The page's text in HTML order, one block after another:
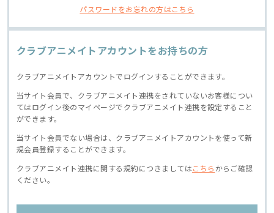
パスワードをお忘れの方はこちら
クラブアニメイトアカウントをお持ちの方
クラブアニメイトアカウントでログインすることができます。
当サイト会員で、クラブアニメイト連携をされていないお客様につい
てはログイン後のマイページでクラブアニメイト連携を設定すること
ができます。
当サイト会員でない場合は、クラブアニメイトアカウントを使って新
規会員登録することができます。
クラブアニメイト連携に関する規約につきましてはこちら からご確認
ください。